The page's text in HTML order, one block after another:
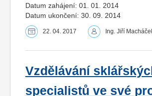
Datum zahájení: 01. 01. 2014
Datum ukončení: 30. 09. 2014
22. 04. 2017 Ing. Jiří
Vzdělávání
specialistů ve své